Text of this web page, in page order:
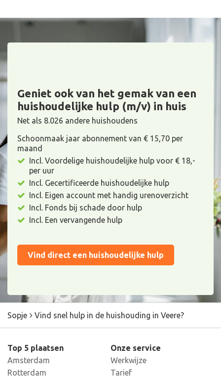
Geniet ook van het gemak van een
huishoudelijke hulp (m/v) in huis
Net als 8.026 andere huishoudens
Schoonmaak jaar abonnement van € 15,70 per
maand
Incl. Voordelige huishoudelijke hulp voor € 18,-
per uur
Incl. Gecertificeerde huishoudelijke hulp
Incl. Eigen account met handig urenoverzicht
Incl. Fonds bij schade door hulp
Incl. Een vervangende hulp
Vind direct een huishoudelijke hulp
Sopje Vind snel hulp in de huishouding in Veere?
Top 5 plaatsen
Amsterdam
Rotterdam
Onze service
Werkwijze
Tarief